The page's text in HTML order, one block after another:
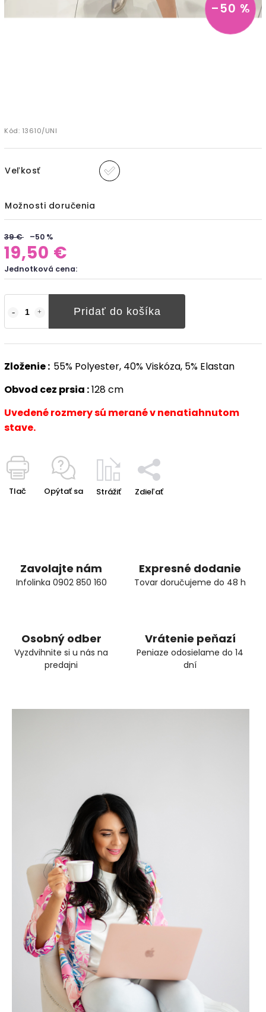
–50 %
Kód: 13610/UNI
Veľkosť
Možnosti doručenia
39 € –50 %
19,50 €
Jednotková cena:
Pridať do košíka
Zloženie : 55% Polyester, 40% Viskóza, 5% Elastan
Obvod cez prsia :128 cm
Uvedené rozmery sú merané v nenatiahnutom
stave.
Tlač Opýtať sa Strážiť Zdieľať
Zavolajte nám
Infolinka 0902 850 160
Expresné dodanie
Tovar doručujeme do 48 h
Osobný odber
Vyzdvihnite si u nás na
predajni
Vrátenie peňazí
Peniaze odosielame do 14
dní